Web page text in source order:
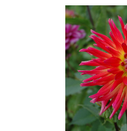
Afbeeldingengalerij overslaan